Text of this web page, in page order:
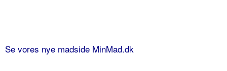
Se vores nye madside MinMad.dk